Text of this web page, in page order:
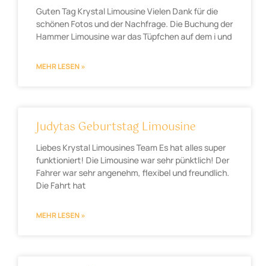
Guten Tag Krystal Limousine Vielen Dank für die
schönen Fotos und der Nachfrage. Die Buchung der
Hammer Limousine war das Tüpfchen auf dem i und
MEHR LESEN »
Judytas Geburtstag Limousine
Liebes Krystal Limousines Team Es hat alles super
funktioniert! Die Limousine war sehr pünktlich! Der
Fahrer war sehr angenehm, flexibel und freundlich.
Die Fahrt hat
MEHR LESEN »